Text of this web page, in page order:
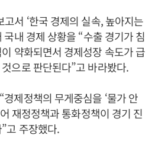
서 ‘한국 경제의 실속, 높아지는
국내 경제 상황을 “수출 경기가 침
약화되면서 경제성장 속도가 급
으로 판단된다”고 바라봤다.
제정책의 무게중심을 ‘물가 안
재정정책과 통화정책이 경기 진
고 주장했다.